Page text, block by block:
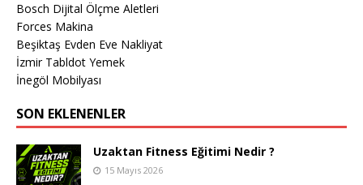
Bosch Dijital Ölçme Aletleri
Forces Makina
Beşiktaş Evden Eve Nakliyat
İzmir Tabldot Yemek
İnegöl Mobilyası
SON EKLENENLER
Uzaktan Fitness Eğitimi Nedir ?
15 Mayıs 2026